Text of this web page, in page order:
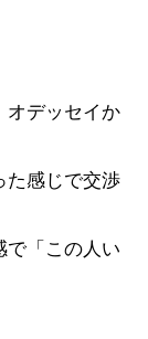
オデッセイか
た感じで交渉
で「この人い